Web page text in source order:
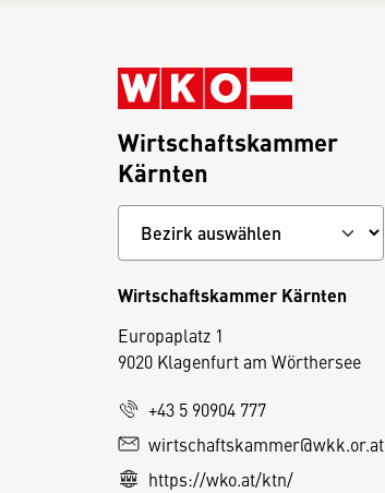
Wirtschaftskammer
Kärnten
Wirtschaftskammer Kärnten
Europaplatz 1
9020 Klagenfurt am Wörthersee
+43 5 90904 777
wirtschaftskammer@wkk.or.at
https://wko.at/ktn/